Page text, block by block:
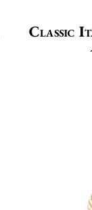
Classic